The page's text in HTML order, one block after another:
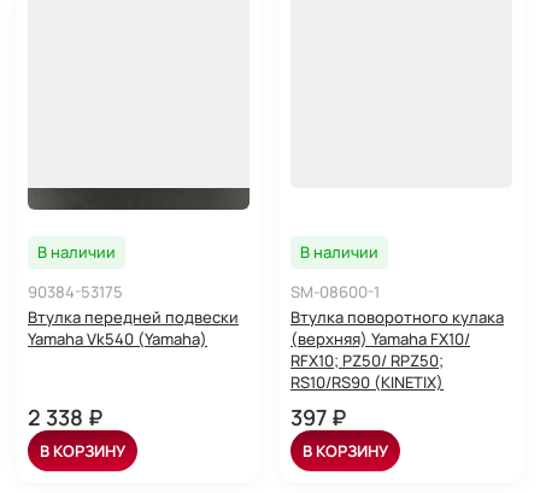
В наличии
90384-53175
Втулка передней подвески
Yamaha Vk540 (Yamaha)
2 338 ₽
В КОРЗИНУ
В наличии
SM-08600-1
Втулка поворотного кулака
(верхняя) Yamaha FX10/
RFX10; PZ50/ RPZ50;
RS10/RS90 (KINETIX)
397 ₽
В КОРЗИНУ